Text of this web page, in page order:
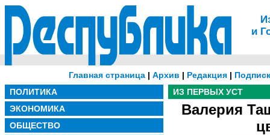
и
Главная страница| Архив | Редакция|
ПОЛИТИКА
ЭКОНОМИКА
ОБЩЕСТВО
ИЗ ПЕРВЫХ УСТ
Валерия